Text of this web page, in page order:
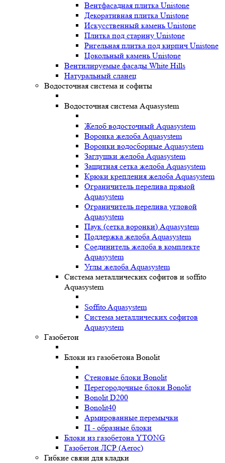
Вентфасадная плитка Unistone
Декоративная плитка Unistone
Искусственный камень Unistone
Плитка под старину Unistone
Ригельная плитка под кирпич Unistone
Цокольный камень Unistone
Вентилируемые фасады White Hills
Натуральный сланец
Водосточная система и софиты
Водосточная система Aquasystem
Желоб водосточный Aquasystem
Воронка желоба Aquasystem
Воронки водосборные Aquasystem
Заглушки желоба Aquasystem
Защитная сетка желоба Aquasystem
Крюки крепления желоба Aquasystem
Ограничитель перелива прямой
Aquasystem
Ограничитель перелива угловой
Aquasystem
Паук (сетка воронки) Aquasystem
Поддержка желоба Aquasystem
Соединитель желоба в комплекте
Aquasystem
Углы желоба Aquasystem
Система металлических софитов и soffito
Aquasystem
Soffito Aquasystem
Система металлических софитов
Aquasystem
Газобетон
Блоки из газобетона Bonolit
Стеновые блоки Bonolit
Перегородочные блоки Bonolit
Bonolit D200
Bonolit40
Армированные перемычки
П - образные блоки
Блоки из газобетона YTONG
Газобетон ЛСР (Aeroc)
Гибкие связи для кладки